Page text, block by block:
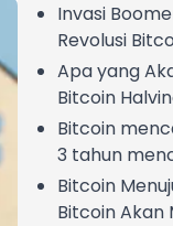
Invasi
Revolusi
Apa yang
Bitcoin
Bitcoin
3 tahun
Bitcoin
Bitcoin Akan